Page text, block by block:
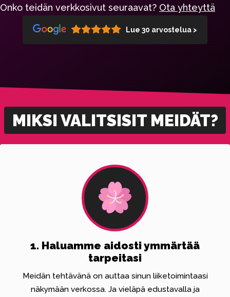
Onko teidän verkkosivut seuraavat? Ota yhteyttä
Lue 30 arvostelua >
MIKSI VALITSISIT MEIDÄT?
1. Haluamme aidosti ymmärtää
tarpeitasi
Meidän tehtävänä on auttaa sinun liiketoimintaasi
näkymään verkossa. Ja vieläpä edustavalla ja